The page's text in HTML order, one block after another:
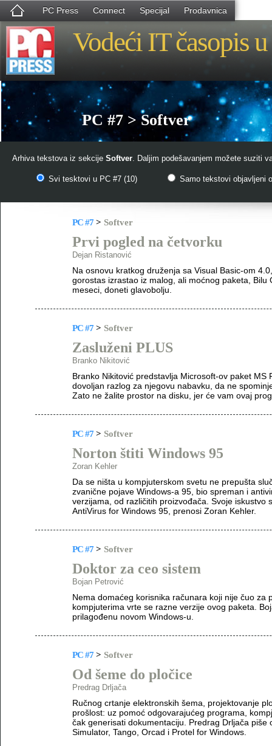
PC Press Connect Specijal Prodavnica
Vodeći IT časopis
PC #7 > Softver
Arhiva tekstova iz sekcije Softver. Daljim podešavanjem možete suziti
Svi tesktovi u PC #7 (10) Samo tekstovi objavljeni
PC #7 > Softver
Prvi pogled na četvorku
Dejan Ristanović
Na osnovu kratkog druženja sa Visual Basic-om
gorostas izrastao iz malog, ali moćnog paketa,
meseci, doneti glavobolju.
PC #7 > Softver
Zasluženi PLUS
Branko Nikitović
Branko Nikitović predstavlja Microsoft-ov paket MS
dovoljan razlog za njegovu nabavku, da ne
Zato ne žalite prostor na disku, jer će vam ovaj
PC #7 > Softver
Norton štiti Windows 95
Zoran Kehler
Da se ništa u kompjuterskom svetu ne prepušta
zvanične pojave Windows-a 95, bio spreman i
verzijama, od različitih proizvođača. Svoje iskustvo
AntiVirus for Windows 95, prenosi Zoran Kehler.
PC #7 > Softver
Doktor za ceo sistem
Bojan Petrović
Nema domaćeg korisnika računara koji nije čuo za
kompjuterima vrte se razne verzije ovog paketa.
prilagođenu novom Windows-u.
PC #7 > Softver
Od šeme do pločice
Predrag Drljača
Ručnog crtanje elektronskih šema, projektovanje
prošlost: uz pomoć odgovarajućeg programa,
čak generisati dokumentaciju. Predrag Drljača piše
Simulator, Tango, Orcad i Protel for Windows.